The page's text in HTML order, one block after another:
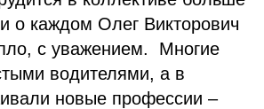
о каждом Олег Викторович
с уважением. Многие
водителями, а в
новые профессии –